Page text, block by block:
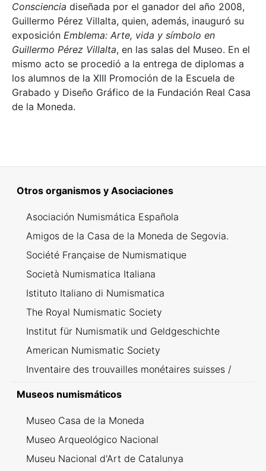
Consciencia diseñada por el ganador del año 2008,
Guillermo Pérez Villalta, quien, además, inauguró su
exposición Emblema: Arte, vida y símbolo en
Guillermo Pérez Villalta, en las salas del Museo. En el
mismo acto se procedió a la entrega de diplomas a
los alumnos de la XIII Promoción de la Escuela de
Grabado y Diseño Gráfico de la Fundación Real Casa
de la Moneda.
Otros organismos y Asociaciones
Asociación Numismática Española
Amigos de la Casa de la Moneda de Segovia.
Société Française de Numismatique
Società Numismatica Italiana
Istituto Italiano di Numismatica
The Royal Numismatic Society
Institut für Numismatik und Geldgeschichte
American Numismatic Society
Inventaire des trouvailles monétaires suisses /
Museos numismáticos
Museo Casa de la Moneda
Museo Arqueológico Nacional
Museu Nacional d'Art de Catalunya